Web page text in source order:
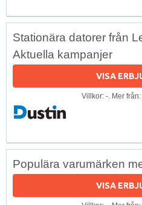
Stationära datorer från
Aktuella kampanjer
VISA
Villkor: -. Mer från:
Populära varumärken
VISA